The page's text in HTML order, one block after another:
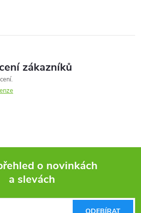
zákazníků
o novinkách
a slevách
ODEBÍRAT